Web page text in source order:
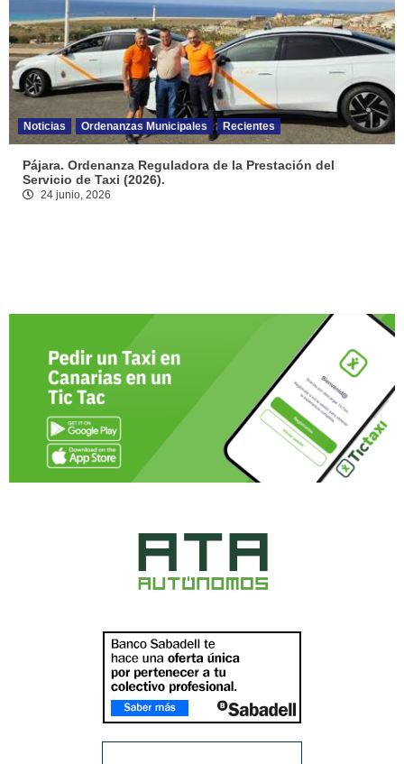
Noticias Ordenanzas Municipales Recientes
Pájara. Ordenanza Reguladora de la Prestación del
Servicio de Taxi (2026).
24 junio, 2026